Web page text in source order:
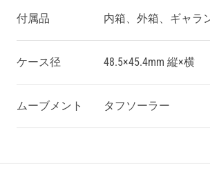
付属品 内箱、外箱、ギャラ
ケース径 48.5×45.4mm 縦×横
ムーブメント タフソーラー